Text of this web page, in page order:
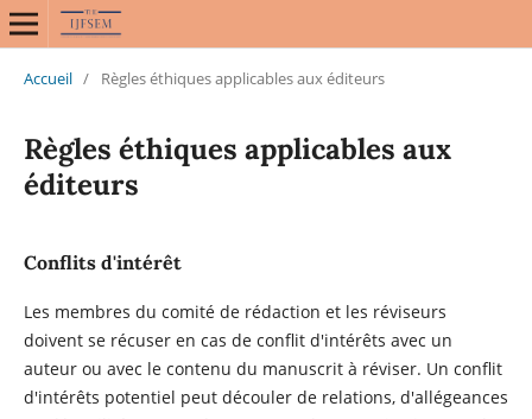
Accueil / Règles éthiques applicables aux éditeurs
Règles éthiques applicables aux
éditeurs
Conflits d'intérêt
Les membres du comité de rédaction et les réviseurs
doivent se récuser en cas de conflit d'intérêts avec un
auteur ou avec le contenu du manuscrit à réviser. Un conflit
d'intérêts potentiel peut découler de relations, d'allégeances